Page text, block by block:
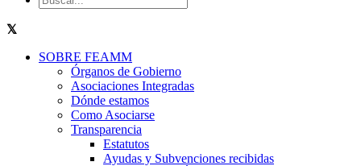
SOBRE FEAMM
Órganos de Gobierno
Asociaciones Integradas
Dónde estamos
Como Asociarse
Transparencia
Estatutos
Ayudas y Subvenciones recibidas